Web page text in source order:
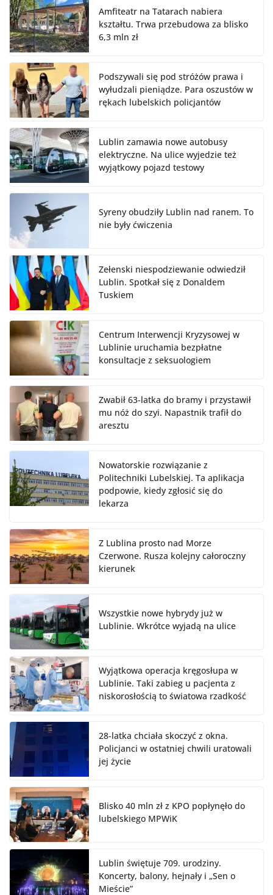
Amfiteatr na Tatarach nabiera
kształtu. Trwa przebudowa za blisko
6,3 mln zł
Podszywali się pod stróżów prawa i
wyłudzali pieniądze. Para oszustów w
rękach lubelskich policjantów
Lublin zamawia nowe autobusy
elektryczne. Na ulice wyjedzie też
wyjątkowy pojazd testowy
Syreny obudziły Lublin nad ranem. To
nie były ćwiczenia
Zełenski niespodziewanie odwiedził
Lublin. Spotkał się z Donaldem
Tuskiem
Centrum Interwencji Kryzysowej w
Lublinie uruchamia bezpłatne
konsultacje z seksuologiem
Zwabił 63-latka do bramy i przystawił
mu nóż do szyi. Napastnik trafił do
aresztu
Nowatorskie rozwiązanie z
Politechniki Lubelskiej. Ta aplikacja
podpowie, kiedy zgłosić się do
lekarza
Z Lublina prosto nad Morze
Czerwone. Rusza kolejny całoroczny
kierunek
Wszystkie nowe hybrydy już w
Lublinie. Wkrótce wyjadą na ulice
Wyjątkowa operacja kręgosłupa w
Lublinie. Taki zabieg u pacjenta z
niskorosłością to światowa rzadkość
28-latka chciała skoczyć z okna.
Policjanci w ostatniej chwili uratowali
jej życie
Blisko 40 mln zł z KPO popłynęło do
lubelskiego MPWiK
Lublin świętuje 709. urodziny.
Koncerty, balony, hejnały i „Sen o
Mieście”